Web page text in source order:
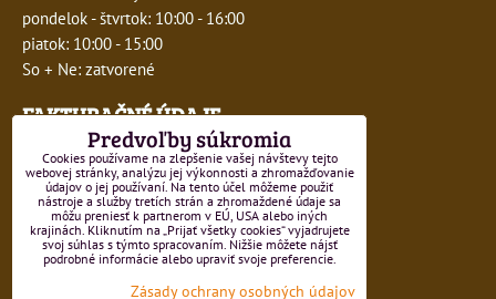
pondelok - štvrtok: 10:00 - 16:00
piatok: 10:00 - 15:00
So + Ne: zatvorené
FAKTURAČNÉ ÚDAJE
IČO:41243277
DIČ:1047749593
IČ DPH:SK1047749593
Číslo živnostenského registra 550-15499
Predvoľby súkromia
Cookies používame na zlepšenie vašej návštevy tejto
webovej stránky, analýzu jej výkonnosti a zhromažďovanie
údajov o jej používaní. Na tento účel môžeme použiť
nástroje a služby tretích strán a zhromaždené údaje sa
môžu preniesť k partnerom v EÚ, USA alebo iných
krajinách. Kliknutím na „Prijať všetky cookies“ vyjadrujete
svoj súhlas s týmto spracovaním. Nižšie môžete nájsť
podrobné informácie alebo upraviť svoje preferencie.
Zásady ochrany osobných údajov